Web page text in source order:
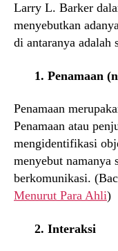
Larry L. Barker
menyebutkan
di antaranya adalah
1. Penamaan
Penamaan
Penamaan atau
mengidentifikasi
menyebut namanya
berkomunikasi.
Menurut Para Ahli)
2. Interaksi